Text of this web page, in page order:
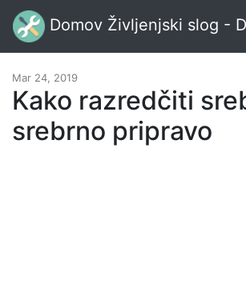
Domov Življenjski slog -
Mar 24, 2019
Kako razredčiti
srebrno pripravo